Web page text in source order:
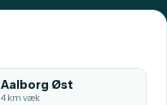
Aalborg Øst
4 km væk